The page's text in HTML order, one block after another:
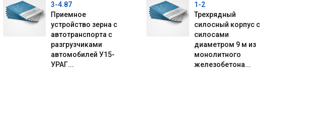
3-4.87
Приемное
устройство зерна с
автотранспорта с
разгрузчиками
автомобилей У15-
УРАГ...
1-2
Трехрядный
силосный корпус с
силосами
диаметром 9 м из
монолитного
железобетона...